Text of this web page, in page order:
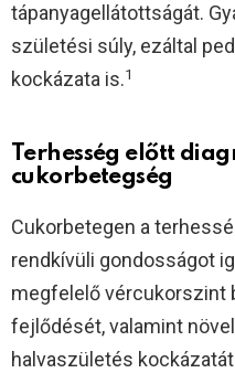
tápanyagellátottságát.
születési súly, ezáltal
kockázata is.1
Terhesség előtt
cukorbetegség
Cukorbetegen a
rendkívüli gondosságot
megfelelő vércukorszint
fejlődését, valamint
halvaszületés